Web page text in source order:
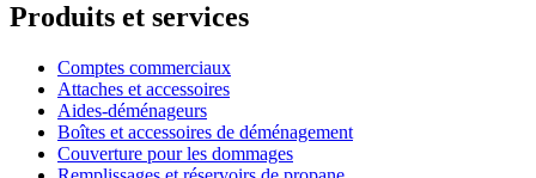
Produits et services
Comptes commerciaux
Attaches et accessoires
Aides-déménageurs
Boîtes et accessoires de déménagement
Couverture pour les dommages